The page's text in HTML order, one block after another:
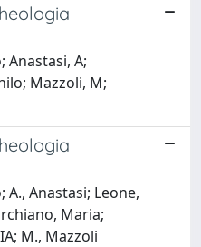
Anastasi, A;
Mazzoli, M;
A., Anastasi; Leone,
Maria;
M., Mazzoli